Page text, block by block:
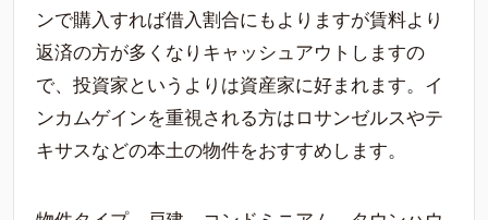
ンで購入すれば借入割合にもよりますが賃料より
返済の方が多くなりキャッシュアウトしますの
で、投資家というよりは資産家に好まれます。イ
ンカムゲインを重視される方はロサンゼルスやテ
キサスなどの本土の物件をおすすめします。